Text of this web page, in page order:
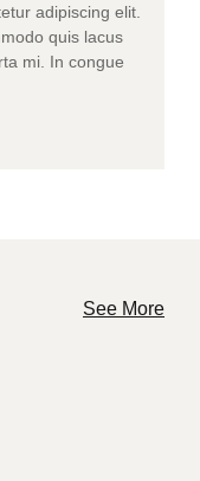
adipiscing elit.
quis lacus
mi. In congue
See More